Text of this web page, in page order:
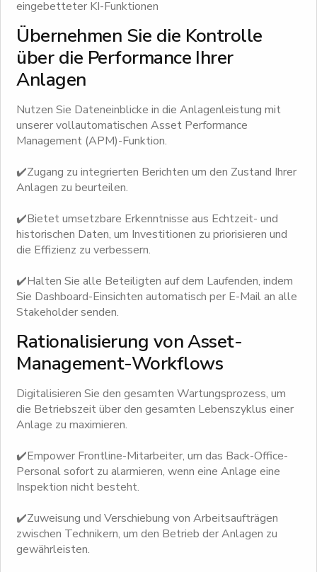
eingebetteter KI-Funktionen
Übernehmen Sie die Kontrolle
über die Performance Ihrer
Anlagen
Nutzen Sie Dateneinblicke in die Anlagenleistung mit
unserer vollautomatischen Asset Performance
Management (APM)-Funktion.
✔️Zugang zu integrierten Berichten um den Zustand Ihrer
Anlagen zu beurteilen.
✔️Bietet umsetzbare Erkenntnisse aus Echtzeit- und
historischen Daten, um Investitionen zu priorisieren und
die Effizienz zu verbessern.
✔️Halten Sie alle Beteiligten auf dem Laufenden, indem
Sie Dashboard-Einsichten automatisch per E-Mail an alle
Stakeholder senden.
Rationalisierung von Asset-
Management-Workflows
Digitalisieren Sie den gesamten Wartungsprozess, um
die Betriebszeit über den gesamten Lebenszyklus einer
Anlage zu maximieren.
✔️Empower Frontline-Mitarbeiter, um das Back-Office-
Personal sofort zu alarmieren, wenn eine Anlage eine
Inspektion nicht besteht.
✔️Zuweisung und Verschiebung von Arbeitsaufträgen
zwischen Technikern, um den Betrieb der Anlagen zu
gewährleisten.